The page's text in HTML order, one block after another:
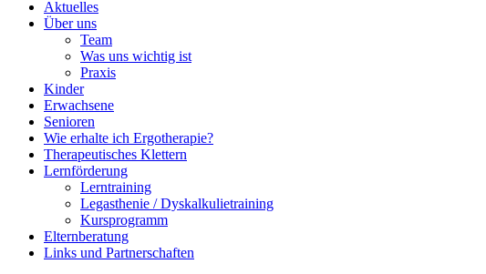
Aktuelles
Über uns
Team
Was uns wichtig ist
Praxis
Kinder
Erwachsene
Senioren
Wie erhalte ich Ergotherapie?
Therapeutisches Klettern
Lernförderung
Lerntraining
Legasthenie / Dyskalkulietraining
Kursprogramm
Elternberatung
Links und Partnerschaften